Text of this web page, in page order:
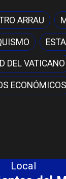
ARRAU
DEL VATICANO
ECONÓMICOS
Local